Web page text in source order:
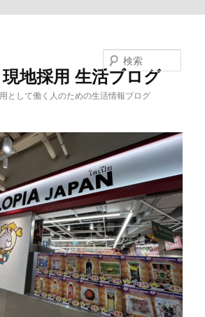
地採用 生活ブログ
として働く人のための生活情報ブログ